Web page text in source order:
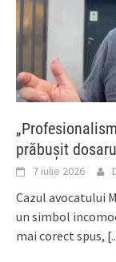
prăbușit
7 iulie 2026
Cazul avocatului
un simbol
mai corect spus,